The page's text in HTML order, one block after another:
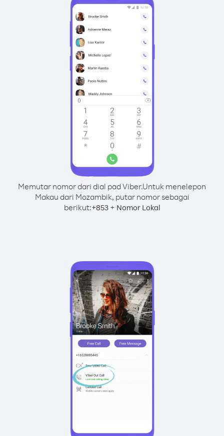
Memutar nomor dari dial pad Viber.Untuk menelepon
Makau dari Mozambik, putar nomor sebagai
berikut:+853+ Nomor Lokal